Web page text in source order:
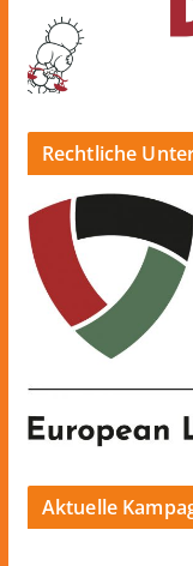
Rechtliche
Aktuelle